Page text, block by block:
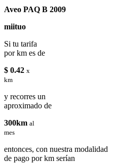
Aveo PAQ B 2009
miituo
Si tu tarifa
por km es de
$ 0.42 x
km
y recorres un
aproximado de
300km al
mes
entonces, con nuestra modalidad
de pago por km serían